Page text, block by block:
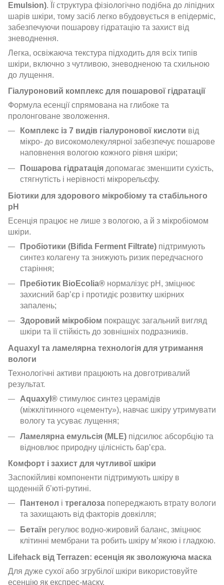
Emulsion). Її структура фізіологічно подібна до ліпідних
шарів шкіри, тому засіб легко вбудовується в епідерміс,
забезпечуючи пошарову гідратацію та захист від
зневоднення.
Легка, освіжаюча текстура підходить для всіх типів
шкіри, включно з чутливою, зневодненою та схильною
до лущення.
Гіалуроновий комплекс для пошарової гідратації
Формула есенції спрямована на глибоке та
пролонговане зволоження.
Комплекс із 7 видів гіалуронової кислоти від
мікро- до високомолекулярної забезпечує пошарове
наповнення вологою кожного рівня шкіри;
Пошарова гідратація допомагає зменшити сухість,
стягнутість і нерівності мікрорельєфу.
Біотики для здорового мікробіому та стабільного
pH
Есенція працює не лише з вологою, а й з мікробіомом
шкіри.
Пробіотики (Bifida Ferment Filtrate) підтримують
синтез колагену та знижують ризик передчасного
старіння;
Пребіотик BioEcolia® нормалізує pH, зміцнює
захисний барʼєр і протидіє розвитку шкірних
запалень;
Здоровий мікробіом покращує загальний вигляд
шкіри та її стійкість до зовнішніх подразників.
Aquaxyl та ламелярна технологія для утримання
вологи
Технологічні активи працюють на довготривалий
результат.
Aquaxyl® стимулює синтез церамідів
(міжклітинного «цементу»), навчає шкіру утримувати
вологу та усуває лущення;
Ламелярна емульсія (MLE) підсилює абсорбцію та
відновлює природну цілісність барʼєра.
Комфорт і захист для чутливої шкіри
Заспокійливі компоненти підтримують шкіру в
щоденній бʼюті-рутині.
Пантенол і трегалоза попереджають втрату вологи
та захищають від факторів довкілля;
Бетаїн регулює водно-жировий баланс, зміцнює
клітинні мембрани та робить шкіру мʼякою і гладкою.
Lifehack від Terrazen: есенція як зволожуюча маска
Для дуже сухої або згрубілої шкіри використовуйте
есенцію як експрес-маску.